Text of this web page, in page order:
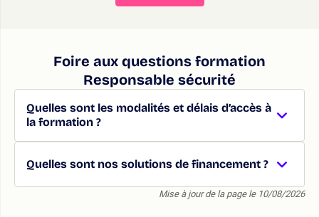
Foire aux questions formation
Responsable sécurité
Quelles sont les modalités et délais d’accès à
la formation ?
Quelles sont nos solutions de financement ?
Mise à jour de la page le 10/08/2026